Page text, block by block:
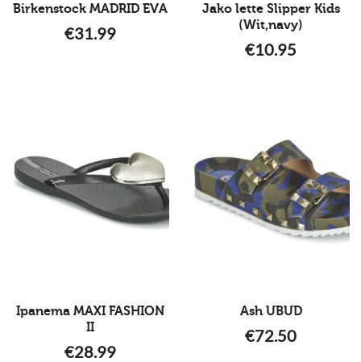
Birkenstock MADRID EVA
€31.99
Jako lette Slipper Kids
(Wit,navy)
€10.95
Ipanema MAXI FASHION
II
€28.99
Ash UBUD
€72.50